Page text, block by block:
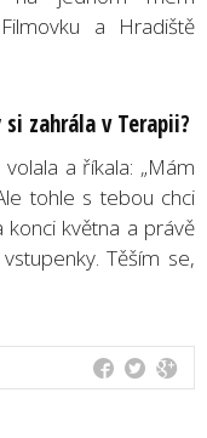
a Hradiště
zahrála v Terapii?
a říkala: „Mám
tohle s tebou chci
konci května a právě
Těším se,